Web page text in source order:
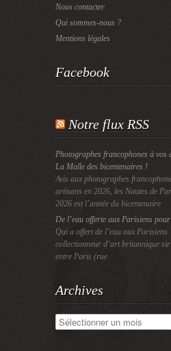
Nous contacter
Qui sommes-nous ?
Mentions légales
Facebook
Notre flux RSS
Photographes francophones à
La Malle des bicentenaires !
Avis aux photographes
artisans en 2026, les Nautes de
2026 est l’année du bicentenaire
De l’eau offerte aux Parisiens
Qui a offert de l’eau aux Parisiens
collectionneur d’art britannique
entre Paris (rue
Archives
Archives